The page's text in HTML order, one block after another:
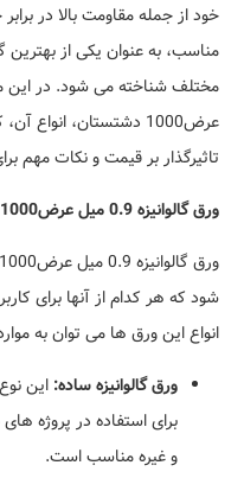
خود از جمله مقاومت بالا در
مناسب، به عنوان یکی از بهترین
عرض1000 دشتستان،
تاثیرگذار بر قیمت و نکات مهم
ورق گالوانیزه 0.9 میل عرض1000 دشتستان
شود که هر کدام از آنها برای
انواع این ورق ها می توان به
ورق گالوانیزه ساده: این
برای استفاده در پروژه
و غیره مناسب است.